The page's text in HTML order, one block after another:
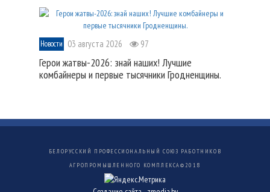
Новости 03 августа 2026 97
Герои жатвы-2026: знай наших! Лучшие
комбайнеры и первые тысячники Гродненщины.
БЕЛОРУССКИЙ ПРОФЕССИОНАЛЬНЫЙ СОЮЗ РАБОТНИКОВ
АГРОПРОМЫШЛЕННОГО КОМПЛЕКСА© 2018